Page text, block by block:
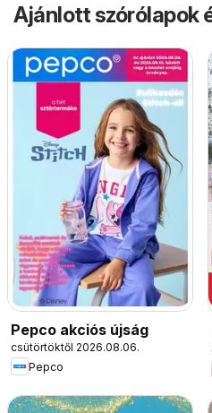
Ajánlott szórólapok
Pepco akciós újság
csütörtöktől 2026.08.06.
Pepco